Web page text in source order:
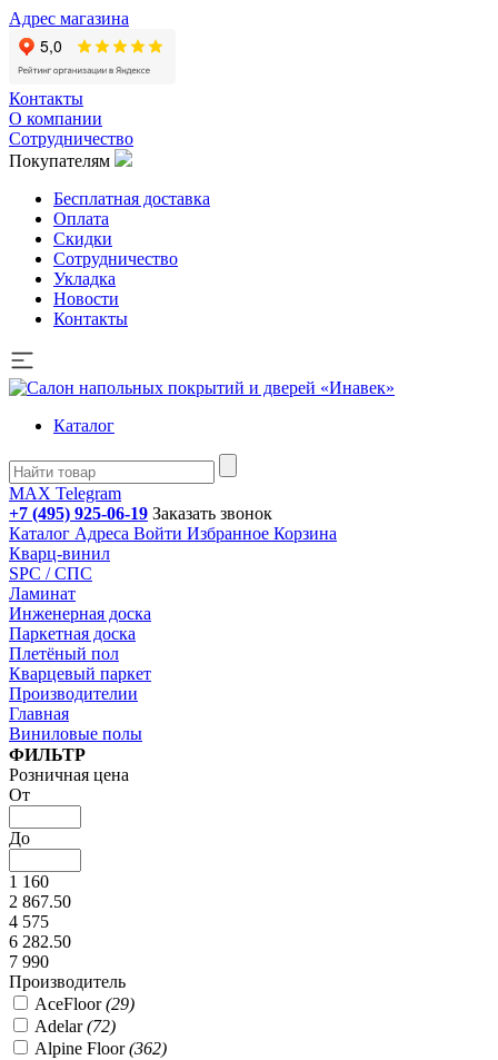
Адрес магазина
Контакты
О компании
Сотрудничество
Покупателям
Бесплатная доставка
Оплата
Скидки
Сотрудничество
Укладка
Новости
Контакты
Каталог
MAX Telegram
+7 (495) 925-06-19 Заказать звонок
Каталог Адреса Войти Избранное Корзина
Кварц-винил
SPC / СПС
Ламинат
Инженерная доска
Паркетная доска
Плетёный пол
Кварцевый паркет
Производителии
Главная
Виниловые полы
Подбор параметров
ФИЛЬТР
Розничная цена
От
До
1 160
2 867.50
4 575
6 282.50
7 990
Производитель
AceFloor(29)
Adelar(72)
Alpine Floor(362)